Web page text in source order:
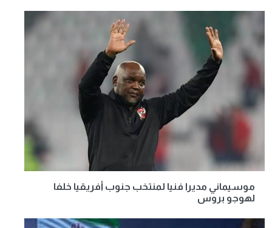
موسيماني مديرا فنيا لمنتخب جنوب أفريقيا خلفا
لهوجو بروس